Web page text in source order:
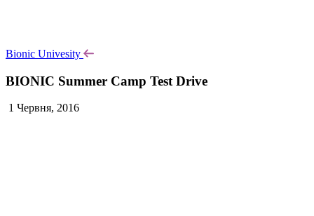
Bionic Univesity
BIONIC Summer Camp Test Drive
1 Червня, 2016